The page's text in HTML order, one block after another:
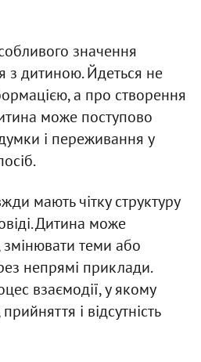
значення
з дитиною. Йдеться не
а про створення
може поступово
і переживання у
мають чітку структуру
Дитина може
теми або
непрямі приклади.
взаємодії, у якому
і відсутність